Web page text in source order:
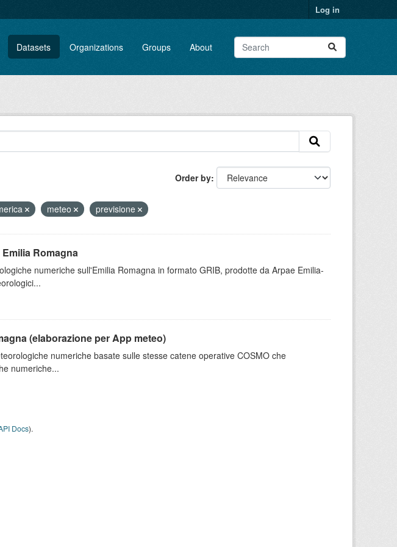
Log in
Datasets Organizations Groups About
Order by
meteo previsione
Romagna
numeriche sull'Emilia Romagna in formato GRIB, prodotte da Arpae Emilia-
(elaborazione per App meteo)
numeriche basate sulle stesse catene operative COSMO che
numeriche...
Docs).